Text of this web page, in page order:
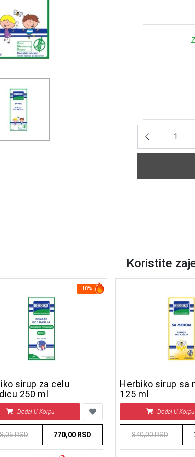
Koristite
18%
sirup za celu
250 ml
Dodaj U Korpu
RSD 770,00 RSD
Herbiko sirup sa
125 ml
Dodaj U Korpu
840,00 RSD